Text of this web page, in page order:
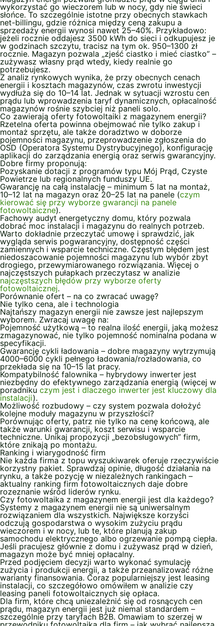
wykorzystać go wieczorem lub w nocy, gdy nie świeci
słońce. To szczególnie istotne przy obecnych stawkach
net-billingu, gdzie różnica między ceną zakupu a
sprzedaży energii wynosi nawet 25–40%. Przykładowo:
jeżeli rocznie oddajesz 3500 kWh do sieci i odkupujesz je
w godzinach szczytu, tracisz na tym ok. 950–1300 zł
rocznie. Magazyn pozwala „zjeść ciastko i mieć ciastko” –
zużywasz własny prąd wtedy, kiedy realnie go
potrzebujesz.
Z analiz rynkowych wynika, że przy obecnych cenach
energii i kosztach magazynów, czas zwrotu inwestycji
wydłuża się do 10–14 lat. Jednak w sytuacji wzrostu cen
prądu lub wprowadzenia taryf dynamicznych, opłacalność
magazynów rośnie szybciej niż paneli solo.
Co zawierają oferty fotowoltaiki z magazynem energii?
Rzetelna oferta powinna obejmować nie tylko zakup i
montaż sprzętu, ale także doradztwo w doborze
pojemności magazynu, przeprowadzenie zgłoszenia do
OSD (Operatora Systemu Dystrybucyjnego), konfigurację
aplikacji do zarządzania energią oraz serwis gwarancyjny.
Dobre firmy proponują:
Pozyskanie dotacji z programów typu Mój Prąd, Czyste
Powietrze lub regionalnych funduszy UE.
Gwarancję na całą instalację – minimum 5 lat na montaż,
10–12 lat na magazyn oraz 20–25 lat na panele (czym
kierować się przy wyborze gwarancji na panele
fotowoltaiczne).
Fachowy audyt energetyczny domu, który pozwala
dobrać moc instalacji i magazynu do realnych potrzeb.
Warto dokładnie przeczytać umowę i sprawdzić, jak
wygląda serwis pogwarancyjny, dostępność części
zamiennych i wsparcie techniczne. Częstym błędem jest
niedoszacowanie pojemności magazynu lub wybór zbyt
drogiego, przewymiarowanego rozwiązania. Więcej o
najczęstszych pułapkach przeczytasz w analizie
najczęstszych błędów przy wyborze oferty
fotowoltaicznej.
Porównanie ofert – na co zwracać uwagę?
Nie tylko cena, ale i technologia
Najtańszy magazyn energii nie zawsze jest najlepszym
wyborem. Zwracaj uwagę na:
Pojemność użytkową – to realna ilość energii, jaką możesz
zmagazynować, nie tylko pojemność nominalna podana w
specyfikacji.
Gwarancję cykli ładowania – dobre magazyny wytrzymują
4000–6000 cykli pełnego ładowania/rozładowania, co
przekłada się na 10–15 lat pracy.
Kompatybilność falownika – hybrydowy inwerter jest
niezbędny do efektywnego zarządzania energią (więcej w
poradniku czym jest i dlaczego inwerter jest kluczowy dla
instalacji).
Możliwość rozbudowy – czy system pozwala dołożyć
kolejne moduły magazynu w przyszłości?
Porównując oferty, patrz nie tylko na cenę końcową, ale
także warunki gwarancji, koszt serwisu i wsparcie
techniczne. Unikaj propozycji „bezobsługowych” firm,
które znikają po montażu.
Ranking i wiarygodność firm
Nie każda firma z topu wyszukiwarek oferuje rzeczywiście
korzystny pakiet. Sprawdzaj opinie, długość działania na
rynku, a także pozycję w niezależnych rankingach –
aktualny ranking firm fotowoltaicznych daje dobre
rozeznanie wśród liderów rynku.
Czy fotowoltaika z magazynem energii jest dla każdego?
Systemy z magazynem energii nie są uniwersalnym
rozwiązaniem dla wszystkich. Największe korzyści
odczują gospodarstwa o wysokim zużyciu prądu
wieczorem i w nocy, lub te, które planują zakup
samochodu elektrycznego albo ogrzewanie pompą ciepła.
Jeśli pracujesz głównie z domu i zużywasz prąd w dzień,
magazyn może być mniej opłacalny.
Przed podjęciem decyzji warto wykonać symulację
zużycia i produkcji energii, a także przeanalizować różne
warianty finansowania. Coraz popularniejszy jest leasing
instalacji, co szczegółowo omówiłem w analizie czy
leasing paneli fotowoltaicznych się opłaca.
Dla firm, które chcą uniezależnić się od rosnących cen
prądu, magazyn energii jest już niemal standardem –
szczególnie przy taryfach B2B. Omawiam to szerzej w